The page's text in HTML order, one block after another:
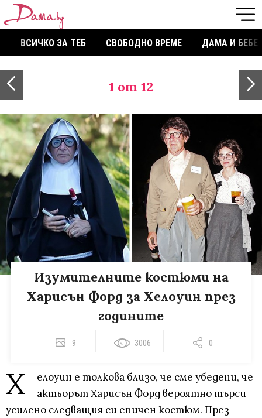
ВСИЧКО ЗА ТЕБ СВОБОДНО ВРЕМЕ ДАМА И БЕБЕ
1 от 12
Изумителните костюми на
Харисън Форд за Хелоуин през
годините
9 3006 0
Х
елоуин е толкова близо, че сме убедени, че
актьорът Харисън Форд вероятно търси
усилено следващия си епичен костюм. През